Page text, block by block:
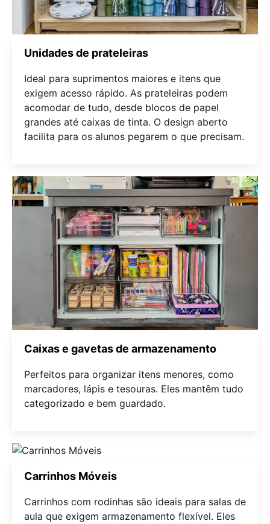
Unidades de prateleiras
Ideal para suprimentos maiores e itens que
exigem acesso rápido. As prateleiras podem
acomodar de tudo, desde blocos de papel
grandes até caixas de tinta. O design aberto
facilita para os alunos pegarem o que precisam.
Caixas e gavetas de armazenamento
Perfeitos para organizar itens menores, como
marcadores, lápis e tesouras. Eles mantêm tudo
categorizado e bem guardado.
Carrinhos Móveis
Carrinhos com rodinhas são ideais para salas de
aula que exigem armazenamento flexível. Eles